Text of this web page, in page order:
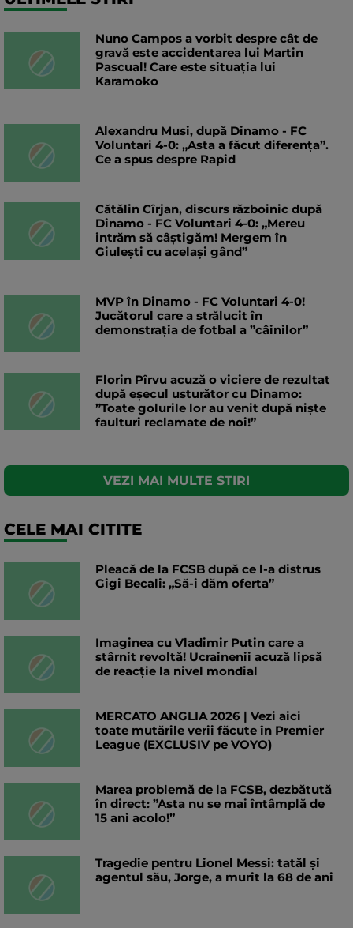
Nuno Campos a vorbit despre cât de
gravă este accidentarea lui Martin
Pascual! Care este situația lui
Karamoko
Alexandru Musi, după Dinamo - FC
Voluntari 4-0: „Asta a făcut diferența”.
Ce a spus despre Rapid
Cătălin Cîrjan, discurs războinic după
Dinamo - FC Voluntari 4-0: „Mereu
intrăm să câștigăm! Mergem în
Giulești cu același gând”
MVP în Dinamo - FC Voluntari 4-0!
Jucătorul care a strălucit în
demonstrația de fotbal a ”câinilor”
Florin Pîrvu acuză o viciere de rezultat
după eșecul usturător cu Dinamo:
”Toate golurile lor au venit după niște
faulturi reclamate de noi!”
VEZI MAI MULTE STIRI
CELE MAI CITITE
Pleacă de la FCSB după ce l-a distrus
Gigi Becali: „Să-i dăm oferta”
Imaginea cu Vladimir Putin care a
stârnit revoltă! Ucrainenii acuză lipsă
de reacție la nivel mondial
MERCATO ANGLIA 2026 | Vezi aici
toate mutările verii făcute în Premier
League (EXCLUSIV pe VOYO)
Marea problemă de la FCSB, dezbătută
în direct: ”Asta nu se mai întâmplă de
15 ani acolo!”
Tragedie pentru Lionel Messi: tatăl și
agentul său, Jorge, a murit la 68 de ani